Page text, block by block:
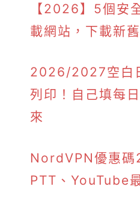
【2026】5個安
載網站，下載新
2026/2027空白
列印！自己填每
來
NordVPN優惠碼
PTT、YouTube